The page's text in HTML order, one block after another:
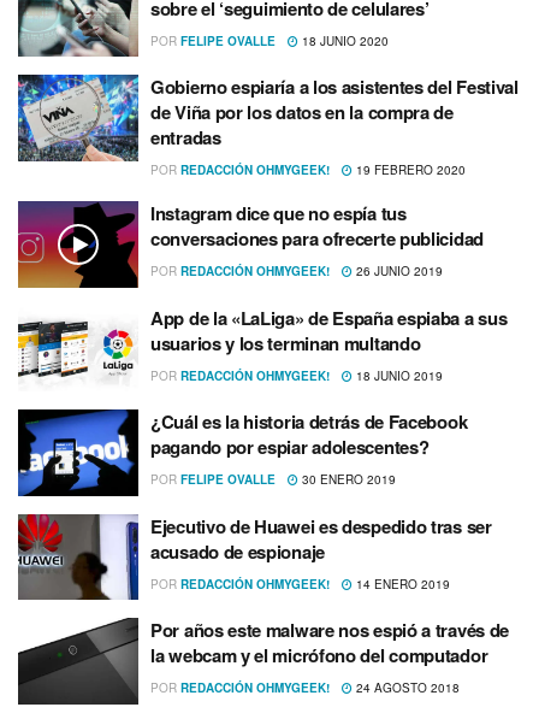
sobre el ‘seguimiento de celulares’
POR FELIPE OVALLE 18 JUNIO 2020
Gobierno espiarí­a a los asistentes del Festival
de Viña por los datos en la compra de
entradas
POR REDACCIÓN OHMYGEEK! 19 FEBRERO 2020
Instagram dice que no espí­a tus
conversaciones para ofrecerte publicidad
POR REDACCIÓN OHMYGEEK! 26 JUNIO 2019
App de la «LaLiga» de España espiaba a sus
usuarios y los terminan multando
POR REDACCIÓN OHMYGEEK! 18 JUNIO 2019
¿Cuál es la historia detrás de Facebook
pagando por espiar adolescentes?
POR FELIPE OVALLE 30 ENERO 2019
Ejecutivo de Huawei es despedido tras ser
acusado de espionaje
POR REDACCIÓN OHMYGEEK! 14 ENERO 2019
Por años este malware nos espió a través de
la webcam y el micrófono del computador
POR REDACCIÓN OHMYGEEK! 24 AGOSTO 2018